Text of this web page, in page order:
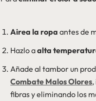
Airea la ropa antes de
Hazlo aalta
Añade al tambor un
Combate Malos Olores
fibras y eliminando los